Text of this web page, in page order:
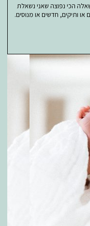
הכי נפוצה שאני נשאלת
או ותיקים, חדשים או מנוסים.